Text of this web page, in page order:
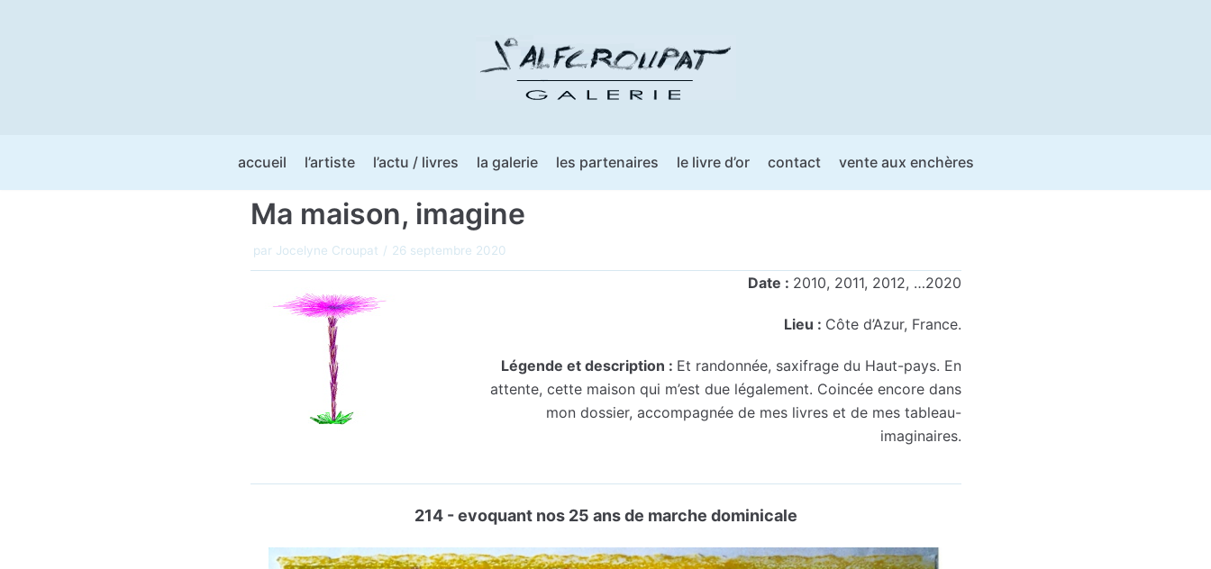
accueil l’artiste l’actu / livres la galerie les partenaires le livre d’or contact vente aux enchères
Ma maison, imagine
par Jocelyne Croupat 26 septembre 2020
Date : 2010, 2011, 2012, …2020
Lieu : Côte d’Azur, France.
Légende et description : Et randonnée, saxifrage du Haut-pays. En
attente, cette maison qui m’est due légalement. Coincée encore dans
mon dossier, accompagnée de mes livres et de mes tableau-
imaginaires.
214 - evoquant nos 25 ans de marche dominicale